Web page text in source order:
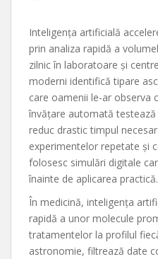
Inteligența artificială
prin analiza rapidă a
zilnic în laboratoare și
moderni identifică tipare
care oamenii le-ar observa
învățare automată
reduc drastic timpul
experimentelor repetate și
folosesc simulări digitale
înainte de aplicarea practică.
În medicină, inteligența
rapidă a unor molecule
tratamentelor la profilul
astronomie, filtrează date